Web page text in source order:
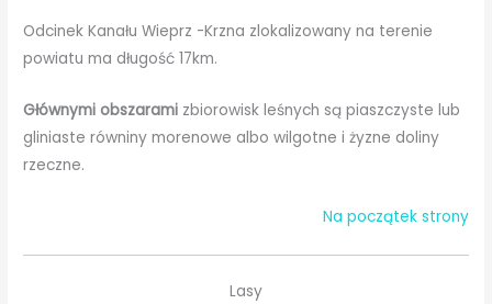
Odcinek Kanału Wieprz -Krzna zlokalizowany na terenie
powiatu ma długość 17km.
Głównymi obszarami zbiorowisk leśnych są piaszczyste lub
gliniaste równiny morenowe albo wilgotne i żyzne doliny
rzeczne.
Na początek strony
Lasy